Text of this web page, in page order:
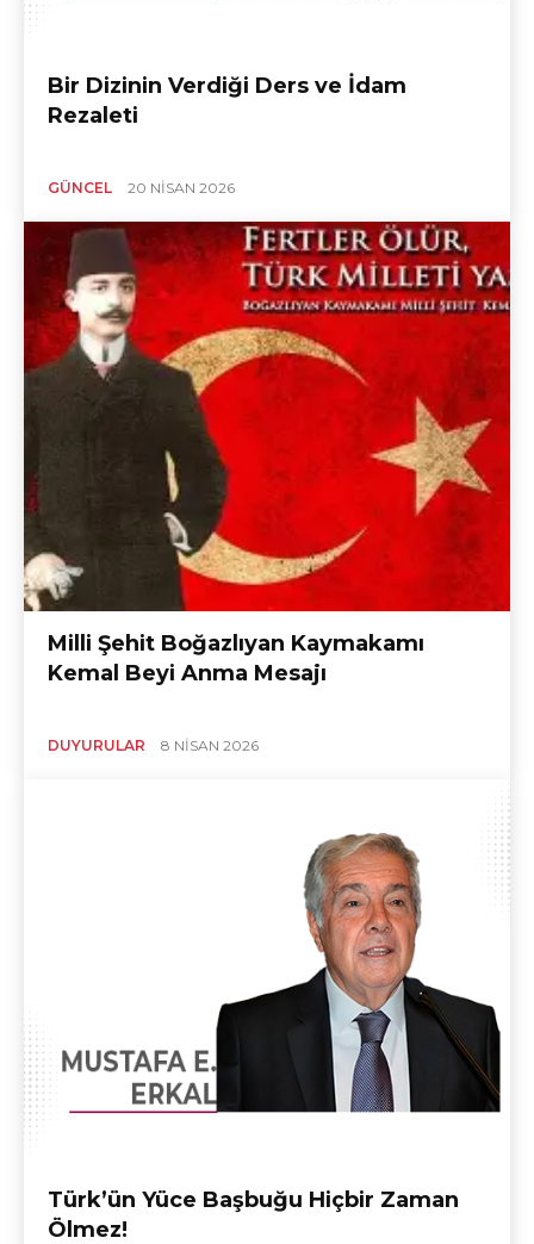
Bir Dizinin Verdiği Ders ve İdam
Rezaleti
GÜNCEL 20 NISAN 2026
Milli Şehit Boğazlıyan Kaymakamı
Kemal Beyi Anma Mesajı
DUYURULAR 8 NISAN 2026
Türk’ün Yüce Başbuğu Hiçbir Zaman
Ölmez!